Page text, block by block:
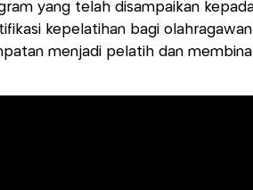
yang telah disampaikan
kepelatihan bagi
menjadi pelatih dan